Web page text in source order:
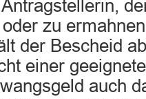
zu
der Bescheid
einer
auch